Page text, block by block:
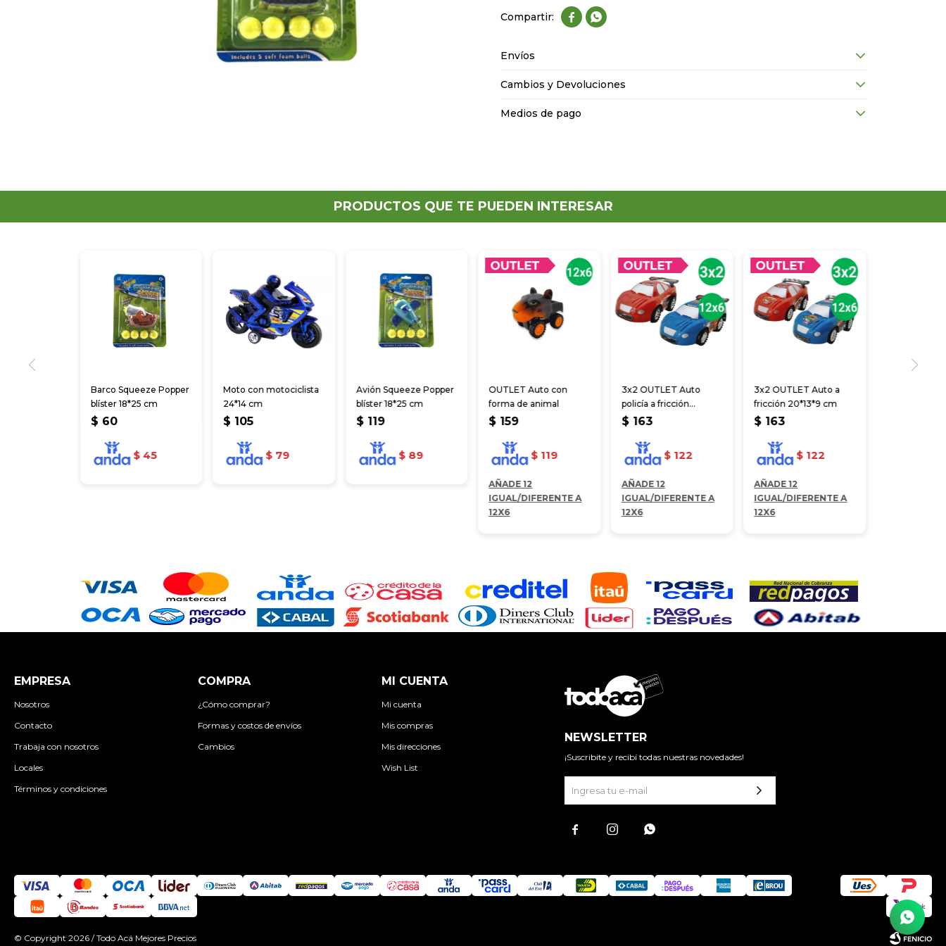
 
Envíos
Cambios y Devoluciones
Medios de pago
PRODUCTOS QUE TE PUEDEN INTERESAR
Barco Squeeze Popper
blíster 18*25 cm
$ 60
$ 45
Moto con motociclista
24*14 cm
$ 105
$ 79
Avión Squeeze Popper
blíster 18*25 cm
$ 119
$ 89
OUTLET Auto con
forma de animal
$ 159
$ 119
AÑADE 12
IGUAL/DIFERENTE A
12X6
3x2 OUTLET Auto
policía a fricción
20*13*9 cm
$ 163
$ 122
AÑADE 12
IGUAL/DIFERENTE A
12X6
3x2 OUTLET Auto a
fricción 20*13*9 cm
$ 163
$ 122
AÑADE 12
IGUAL/DIFERENTE A
12X6
EMPRESA
Nosotros
Contacto
Trabaja con nosotros
Locales
Términos y condiciones
COMPRA
¿Cómo comprar?
Formas y costos de envíos
Cambios
MI CUENTA
Mi cuenta
Mis compras
Mis direcciones
Wish List
NEWSLETTER
¡Suscribite y recibí todas nuestras novedades!
  
© Copyright 2026 / Todo Acá Mejores Precios